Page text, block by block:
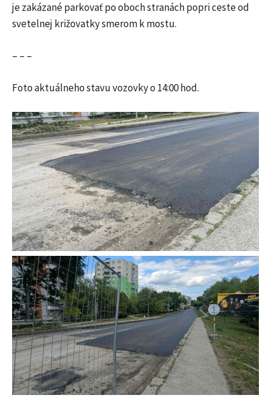
je zakázané parkovať po oboch stranách popri ceste od
svetelnej križovatky smerom k mostu.
– – –
Foto aktuálneho stavu vozovky o 14:00 hod.